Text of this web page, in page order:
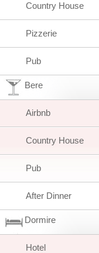
Country House
Pizzerie
Pub
Bere
Airbnb
Country House
Pub
After Dinner
Dormire
Hotel